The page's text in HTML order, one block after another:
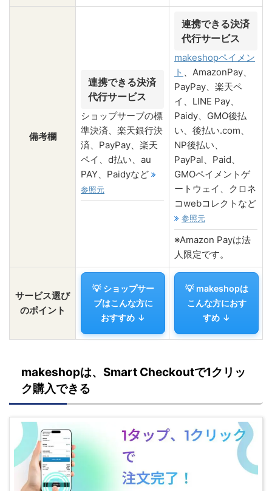
備考欄
連携できる決済
代行サービス
ショップサーブの標
準決済、楽天銀行決
済、PayPay、楽天
ペイ、d払い、au
PAY、Paidyなど
参照元
連携できる決済
代行サービス
makeshopペイメン
ト
、AmazonPay、
PayPay、楽天ペ
イ、LINE Pay、
Paidy、GMO後払
い、後払い.com、
NP後払い、
PayPal、Paid、
GMOペイメントゲ
ートウェイ、クロネ
コwebコレクトなど
参照元
※Amazon Payは法
人限定です。
サービス選び
のポイント
💡 ショップサー
ブはこんな方に
おすすめ ↓
💡 makeshopは
こんな方におす
すめ ↓
makeshopは、Smart Checkoutで1クリッ
ク購入できる